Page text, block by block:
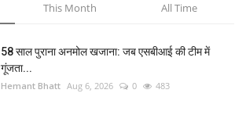
This Month All Time
58 साल पुराना अनमोल खजाना: जब एसबीआई की टीम में
गूंजता...
Hemant Bhatt Aug 6, 2026 0 483